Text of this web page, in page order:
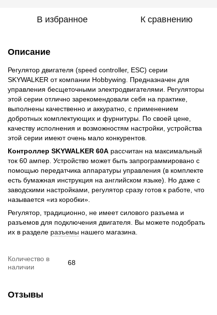
В избранное К сравнению
Описание
Регулятор двигателя (speed controller, ESC) серии
SKYWALKER от компании Hobbywing. Предназначен для
управления бесщеточными электродвигателями. Регуляторы
этой серии отлично зарекомендовали себя на практике,
выполнены качественно и аккуратно, с применением
добротных комплектующих и фурнитуры. По своей цене,
качеству исполнения и возможностям настройки, устройства
этой серии имеют очень мало конкурентов.
Контроллер SKYWALKER 60A рассчитан на максимальный
ток 60 ампер. Устройство может быть запрограммировано с
помощью передатчика аппаратуры управления (в комплекте
есть бумажная инструкция на английском языке). Но даже с
заводскими настройками, регулятор сразу готов к работе, что
называется «из коробки».
Регулятор, традиционно, не имеет силового разъема и
разъемов для подключения двигателя. Вы можете подобрать
их в разделе разъемы нашего магазина.
Количество в
наличии
68
Отзывы